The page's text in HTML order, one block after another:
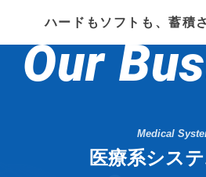
ハードもソフトも、蓄積
Our
Medical
医療系シス